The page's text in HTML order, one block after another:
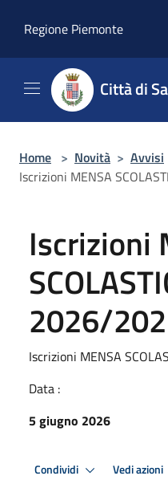
Regione Piemonte
Città di
Home > Novità > Avvisi
Iscrizioni MENSA
Iscrizioni
2026/
Iscrizioni MENSA
Data :
5 giugno 2026
Condividi Vedi azioni